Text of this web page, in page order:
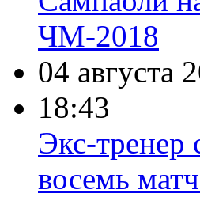
ЧМ-2018
04 августа
18:43
Экс-тренер
восемь